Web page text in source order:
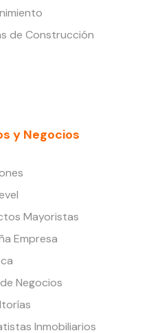
de Construcción
y Negocios
Mayoristas
Empresa
Negocios
Inmobiliarios